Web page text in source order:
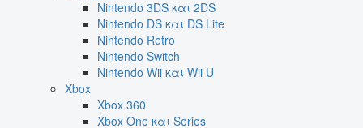
Nintendo 3DS και 2DS
Nintendo DS και DS Lite
Nintendo Retro
Nintendo Switch
Nintendo Wii και Wii U
Xbox
Xbox 360
Xbox One και Series